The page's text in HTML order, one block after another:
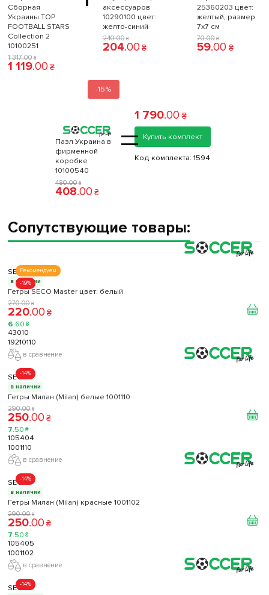
Сборная
Украины TOP
FOOTBALL STARS
Collection 2
10100251
1 317.00 ₴
1 119.00 ₴
аксессуаров
10290100 цвет:
желто-синий
240.00 ₴
204.00 ₴
25360203 цвет:
желтый, размер
7x7 см
70.00 ₴
59.00 ₴
-15%
Пазл Украина в
фирменной
коробке
10100540
480.00 ₴
408.00 ₴
=
1 790.00 ₴
Купить комплект
Код комплекта: 1594
Сопутствующие товары:
Рекомендуем
-19%
SECO
в наличии
Гетры SECO Master цвет: белый
270.00 ₴
220.00 ₴
6.60 ₴
43010
19210110
в сравнение
-14%
SECO
в наличии
Гетры Милан (Milan) белые 1001110
290.00 ₴
250.00 ₴
7.50 ₴
105404
1001110
в сравнение
-14%
SECO
в наличии
Гетры Милан (Milan) красные 1001102
290.00 ₴
250.00 ₴
7.50 ₴
105405
1001102
в сравнение
-14%
SECO